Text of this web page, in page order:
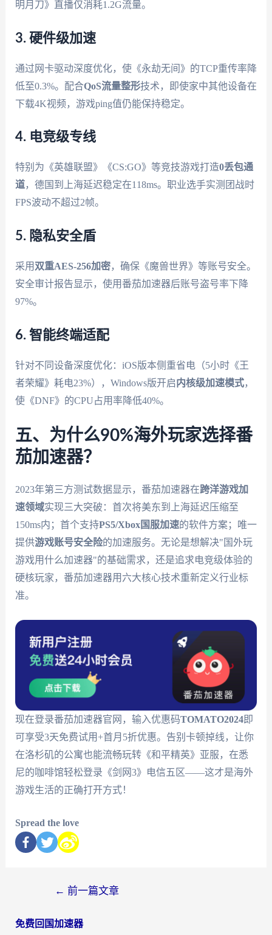
明月刀》直播仅消耗1.2G流量。
3. 硬件级加速
通过网卡驱动深度优化，使《永劫无间》的TCP重传率降
低至0.3%。配合QoS流量整形技术，即使家中其他设备在
下载4K视频，游戏ping值仍能保持稳定。
4. 电竞级专线
特别为《英雄联盟》《CS:GO》等竞技游戏打造0丢包通
道，德国到上海延迟稳定在118ms。职业选手实测团战时
FPS波动不超过2帧。
5. 隐私安全盾
采用 双重AES-256加密，确保《魔兽世界》等账号安全。
安全审计报告显示，使用番茄加速器后账号盗号率下降
97%。
6. 智能终端适配
针对不同设备深度优化：iOS版本侧重省电（5小时《王
者荣耀》耗电23%），Windows版开启内核级加速模式，
使《DNF》的CPU占用率降低40%。
五、为什么90%海外玩家选择番
茄加速器？
2023年第三方测试数据显示，番茄加速器在跨洋游戏加
速领域实现三大突破：首次将美东到上海延迟压缩至
150ms内；首个支持PS5/Xbox国服加速的软件方案；唯一
提供游戏账号安全险的加速服务。无论是想解决"国外玩
游戏用什么加速器"的基础需求，还是追求电竞级体验的
硬核玩家，番茄加速器用六大核心技术重新定义行业标
准。
现在登录番茄加速器官网，输入优惠码TOMATO2024即
可享受3天免费试用+首月5折优惠。告别卡顿掉线，让你
在洛杉矶的公寓也能流畅玩转《和平精英》亚服，在悉
尼的咖啡馆轻松登录《剑网3》电信五区——这才是海外
游戏生活的正确打开方式！
Spread the love
← 前一篇文章
免费回国加速器